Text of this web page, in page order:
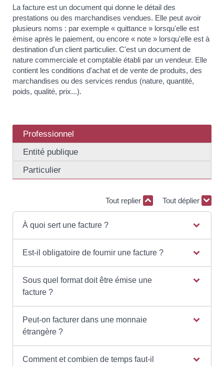
La facture est un document qui donne le détail des
prestations ou des marchandises vendues. Elle peut avoir
plusieurs noms : par exemple « quittance » lorsqu'elle est
émise après le paiement, ou encore « note » lorsqu'elle est à
destination d'un client particulier. C'est un document de
nature commerciale et comptable établi par un vendeur. Elle
contient les conditions d'achat et de vente de produits, des
marchandises ou des services rendus (nature, quantité,
poids, qualité, prix...).
Professionnel
Entité publique
Particulier
Tout replier Tout déplier
À quoi sert une facture ?
Est-il obligatoire de fournir une facture ?
Sous quel format doit être émise une
facture ?
Peut-on facturer dans une monnaie
étrangère ?
Comment et combien de temps faut-il